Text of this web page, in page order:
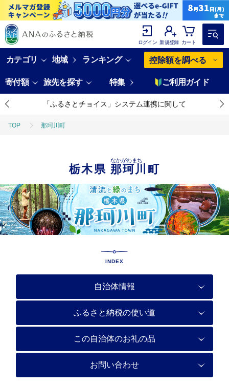
ログイン 新規登録 カート
カテゴリ 地域 ランキング 控除額を調べる
寄付額 旅先を探す 特集 ご利用ガイド
「ふるさとチョイス」システム連携に関して
TOP 那珂川町
栃木県 那珂川町
なかがわまち
INDEX
自治体情報
ふるさと納税の使い道
この自治体のお礼の品
お問い合わせ